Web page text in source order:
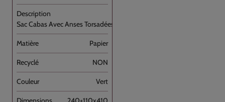
Sac Cabas Avec Anses Torsadées Vert [...]
Papier
NON
Vert